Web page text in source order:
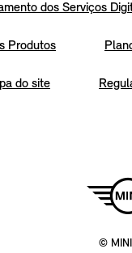
dos Serviços
Produtos
do site
©